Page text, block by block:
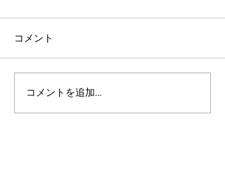
アルゴランドのポスト量
子暗号（PQC）ロードマ
コメント
コメントを追加…